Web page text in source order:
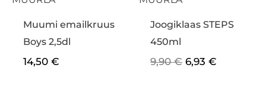
Muumi emailkruus
Boys 2,5dl
14,50€
Joogiklaas STEPS
450ml
9,90€ 6,93€